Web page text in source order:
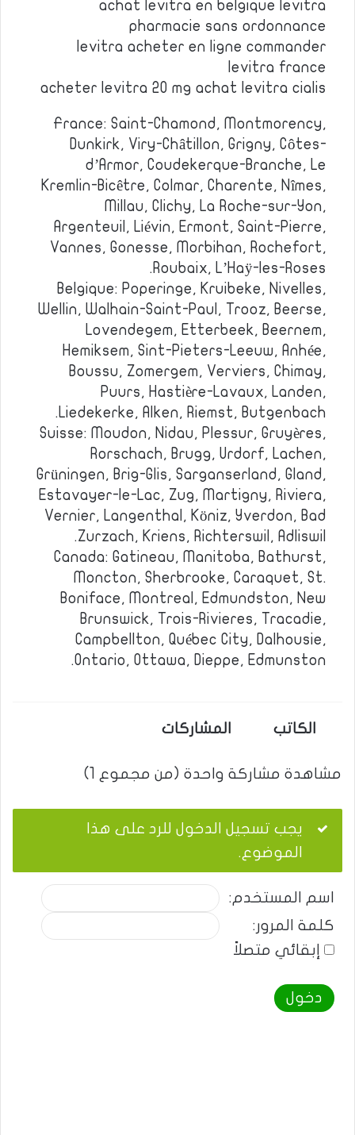
achat levitra en belgique levitra
pharmacie sans ordonnance
levitra acheter en ligne commander
levitra france
acheter levitra 20 mg achat levitra cialis
France: Saint-Chamond, Montmorency,
Dunkirk, Viry-Châtillon, Grigny, Côtes-
d’Armor, Coudekerque-Branche, Le
Kremlin-Bicêtre, Colmar, Charente, Nîmes,
Millau, Clichy, La Roche-sur-Yon,
Argenteuil, Liévin, Ermont, Saint-Pierre,
Vannes, Gonesse, Morbihan, Rochefort,
Roubaix, L’Haÿ-les-Roses.
Belgique: Poperinge, Kruibeke, Nivelles,
Wellin, Walhain-Saint-Paul, Trooz, Beerse,
Lovendegem, Etterbeek, Beernem,
Hemiksem, Sint-Pieters-Leeuw, Anhée,
Boussu, Zomergem, Verviers, Chimay,
Puurs, Hastière-Lavaux, Landen,
Liedekerke, Alken, Riemst, Butgenbach.
Suisse: Moudon, Nidau, Plessur, Gruyères,
Rorschach, Brugg, Urdorf, Lachen,
Grüningen, Brig-Glis, Sarganserland, Gland,
Estavayer-le-Lac, Zug, Martigny, Riviera,
Vernier, Langenthal, Köniz, Yverdon, Bad
Zurzach, Kriens, Richterswil, Adliswil.
Canada: Gatineau, Manitoba, Bathurst,
Moncton, Sherbrooke, Caraquet, St.
Boniface, Montreal, Edmundston, New
Brunswick, Trois-Rivieres, Tracadie,
Campbellton, Québec City, Dalhousie,
Ontario, Ottawa, Dieppe, Edmunston.
الكاتب المشاركات
مشاهدة مشاركة واحدة (من مجموع 1)
يجب تسجيل الدخول للرد على هذا
الموضوع.
اسم المستخدم:
كلمة المرور:
إبقائي متصلاً
دخول